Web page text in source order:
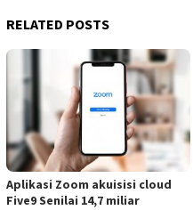
RELATED POSTS
Aplikasi Zoom akuisisi cloud
Five9 Senilai 14,7 miliar